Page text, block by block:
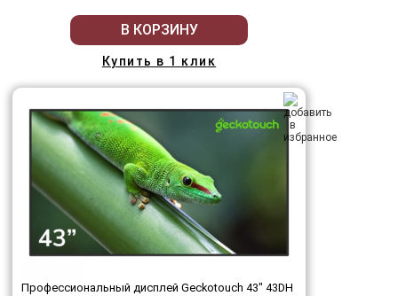
В КОРЗИНУ
Купить в 1 клик
Профессиональный дисплей Geckotouch 43" 43DH